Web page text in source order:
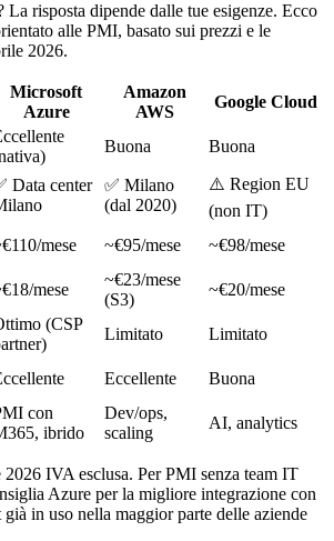
La risposta dipende dalle tue esigenze. Ecco
alle PMI, basato sui prezzi e le
2026.
Microsoft
Azure
Amazon
AWS
Google Cloud
Buona Buona
Data center
✅ Milano
(dal 2020)
⚠️ Region EU
(non IT)
mese ~€95/mese ~€98/mese
mese
~€23/mese
(S3)
~€20/mese
(CSP
Limitato
Limitato
Eccellente Buona
con
ibrido
Dev/ops,
scaling
AI, analytics
IVA esclusa. Per PMI senza team IT
Azure per la migliore integrazione con
in uso nella maggior parte delle aziende